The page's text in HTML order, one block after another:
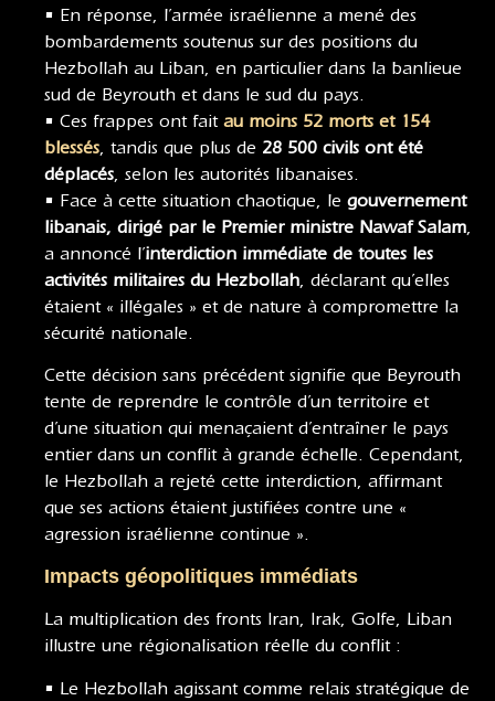
• En réponse, l’armée israélienne a mené des
bombardements soutenus sur des positions du
Hezbollah au Liban, en particulier dans la banlieue
sud de Beyrouth et dans le sud du pays.
• Ces frappes ont fait au moins 52 morts et 154
blessés, tandis que plus de 28 500 civils ont été
déplacés, selon les autorités libanaises.
• Face à cette situation chaotique, le gouvernement
libanais, dirigé par le Premier ministre Nawaf Salam,
a annoncé l’interdiction immédiate de toutes les
activités militaires du Hezbollah, déclarant qu’elles
étaient « illégales » et de nature à compromettre la
sécurité nationale.
Cette décision sans précédent signifie que Beyrouth
tente de reprendre le contrôle d’un territoire et
d’une situation qui menaçaient d’entraîner le pays
entier dans un conflit à grande échelle. Cependant,
le Hezbollah a rejeté cette interdiction, affirmant
que ses actions étaient justifiées contre une «
agression israélienne continue ».
Impacts géopolitiques immédiats
La multiplication des fronts Iran, Irak, Golfe, Liban
illustre une régionalisation réelle du conflit :
• Le Hezbollah agissant comme relais stratégique de